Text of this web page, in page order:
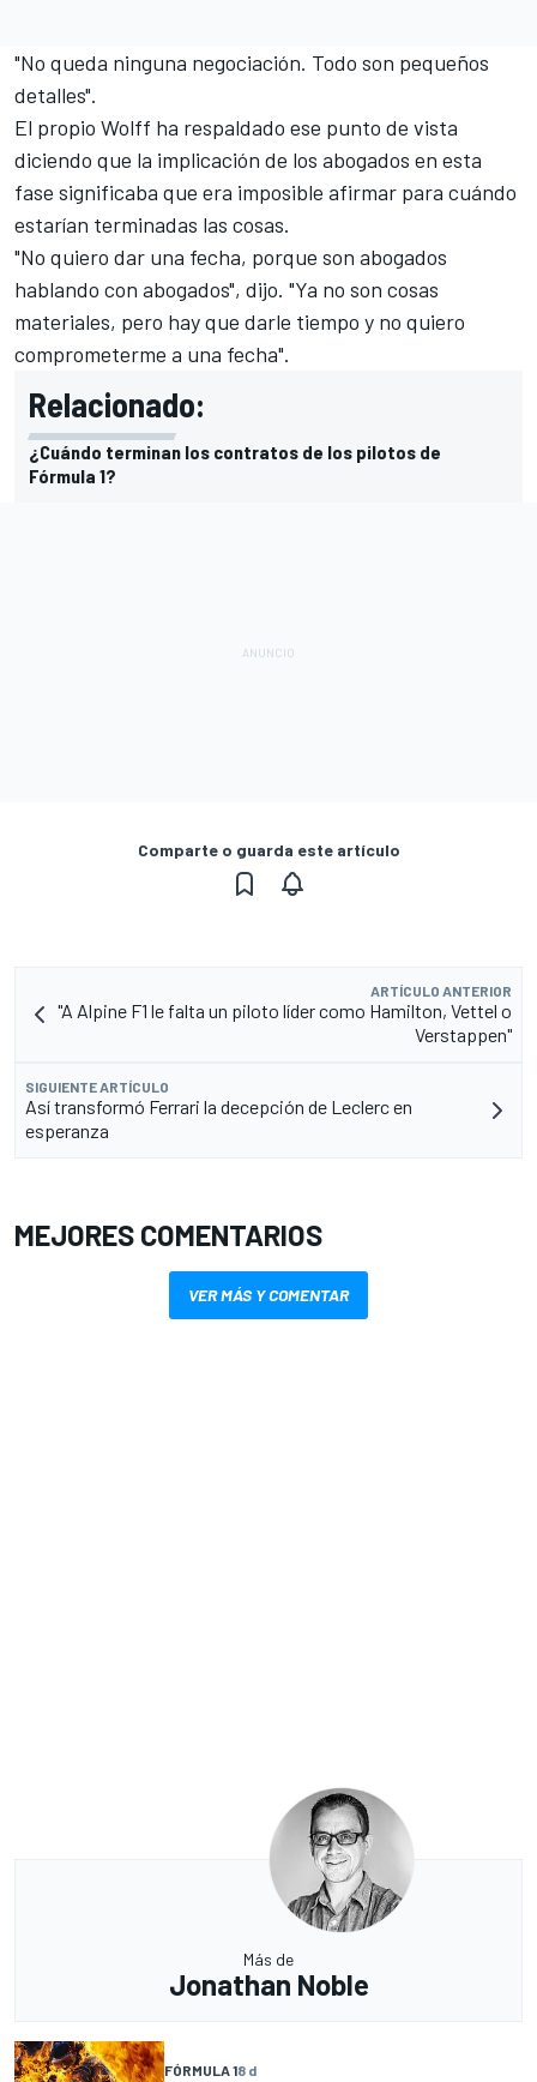
"No queda ninguna negociación. Todo son pequeños
detalles".
El propio Wolff ha respaldado ese punto de vista
diciendo que la implicación de los abogados en esta
fase significaba que era imposible afirmar para cuándo
estarían terminadas las cosas.
"No quiero dar una fecha, porque son abogados
hablando con abogados", dijo. "Ya no son cosas
materiales, pero hay que darle tiempo y no quiero
comprometerme a una fecha".
Relacionado:
¿Cuándo terminan los contratos de los pilotos de
Fórmula 1?
Comparte o guarda este artículo
ARTÍCULO ANTERIOR
"A Alpine F1 le falta un piloto líder como Hamilton, Vettel o
Verstappen"
SIGUIENTE ARTÍCULO
Así transformó Ferrari la decepción de Leclerc en
esperanza
MEJORES COMENTARIOS
VER MÁS Y COMENTAR
Más de
Jonathan Noble
FÓRMULA 18 d